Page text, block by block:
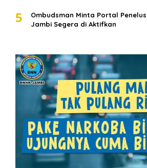
5
Ombudsman Minta Portal
Jambi Segera di Aktifkan